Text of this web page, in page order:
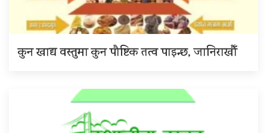
कुन खाद्य वस्तुमा कुन पौष्टिक तत्व पाइन्छ, जानिराखौँ